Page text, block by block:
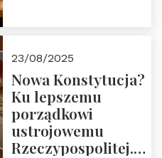
23/08/2025
Nowa Konstytucja?
Ku lepszemu
porządkowi
ustrojowemu
Rzeczypospolitej.